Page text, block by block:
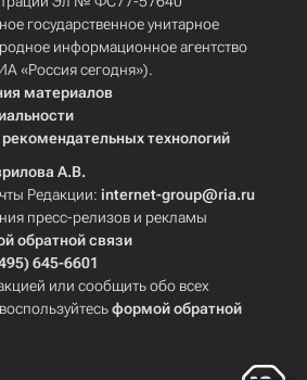
государственное унитарное
информационное агентство
«Россия сегодня»).
материалов
технологий
А.В.
Редакции: internet-group@ria.ru
пресс-релизов и рекламы
обратной связи
645-6601
или сообщить обо всех
формой обратной